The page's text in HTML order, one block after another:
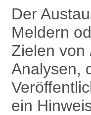
Der
Meldern
Zielen von
Analysen,
ein